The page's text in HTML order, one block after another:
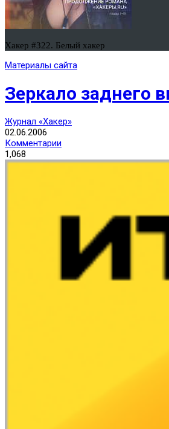
Хакер #322. Белый хакер
Материалы сайта
Зеркало заднего
Журнал «Хакер»
02.06.2006
Комментарии
1,068